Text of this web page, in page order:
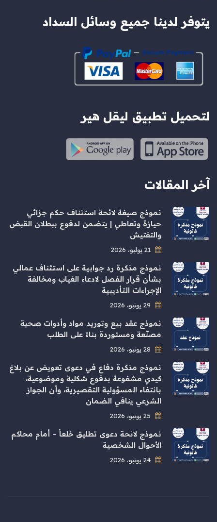
يتوفر لدينا جميع وسائل السداد
لتحميل تطبيق ليقل هير
آخر المقالات
نموذج صيغة لائحة استئناف حكم جزائي
حيازة وتعاطي | يتضمن لدفوع ببطلان القبض
والتفتيش
نموذج مذكرة رد جوابية على استئناف عمالي
بشأن قرار الفصل لادعاء الغياب ومخالفة
الإجراءات التأديبية
نموذج عقد بيع وتوريد مواد وأدوات صحية
مصنّعة ومستوردة بناءً على الطلب
نموذج مذكرة دفاع في دعوى تعويض عن بلاغ
كيدي مشفوعة بدفوع شكلية وموضوعية،
بانتفاء المسؤولية التقصيرية، وأن الجواز
الشرعي ينافي الضمان
نموذج لائحة دعوى تطليق خلعاً – أمام محاكم
الأحوال الشخصية